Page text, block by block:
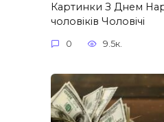
Картинки З Днем
чоловіків​ Чоловічі
0 9.5к.